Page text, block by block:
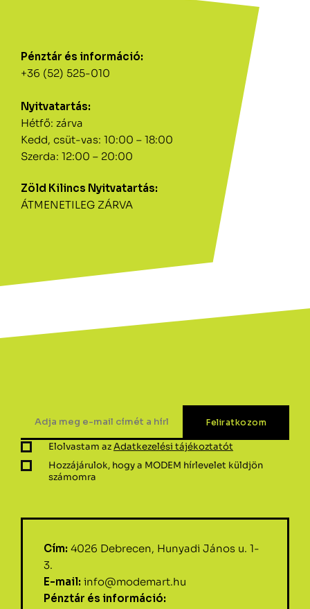
Pénztár és információ:
+36 (52) 525-010
Nyitvatartás:
Hétfő: zárva
Kedd, csüt-vas: 10:00 – 18:00
Szerda: 12:00 – 20:00
Zöld Kilincs Nyitvatartás:
ÁTMENETILEG ZÁRVA
Elolvastam azAdatkezelési tájékoztatót
Hozzájárulok, hogy a MODEM hírlevelet küldjön
számomra
Cím: 4026 Debrecen, Hunyadi János u. 1-
3.
E-mail: info@modemart.hu
Pénztár és információ: